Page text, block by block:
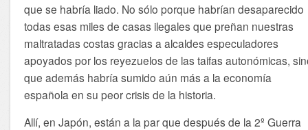
que se habría liado. No sólo porque habrían desaparecido
todas esas miles de casas ilegales que preñan nuestras
maltratadas costas gracias a alcaldes especuladores
apoyados por los reyezuelos de las taifas autonómicas,
que además habría sumido aún más a la economía
española en su peor crisis de la historia.
Allí, en Japón, están a la par que después de la 2º Guerra